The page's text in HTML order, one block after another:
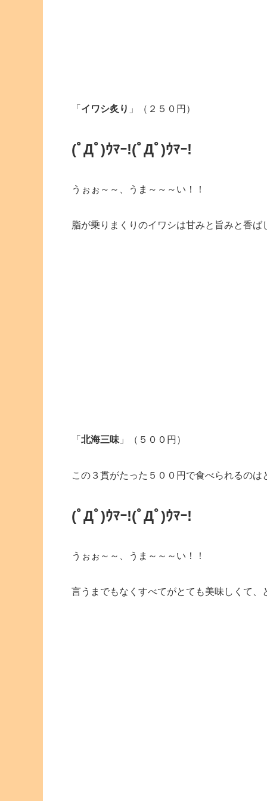
「 イワシ炙り 」（２５０円）
(ﾟДﾟ)ｳﾏｰ!(ﾟДﾟ)ｳﾏｰ!
うぉぉ～～、うま～～～い！！
脂が乗りまくりのイワシは甘みと旨みと香
「 北海三味 」（５００円）
この３貫がたった５００円で食べられるのは
(ﾟДﾟ)ｳﾏｰ!(ﾟДﾟ)ｳﾏｰ!
うぉぉ～～、うま～～～い！！
言うまでもなくすべてがとても美味しくて、